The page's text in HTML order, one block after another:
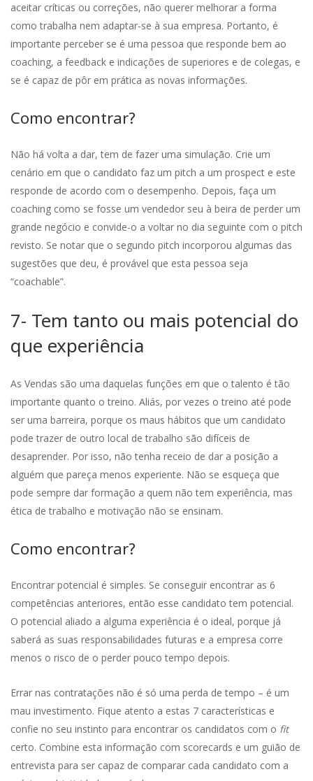
aceitar críticas ou correções, não querer melhorar a forma
como trabalha nem adaptar-se à sua empresa. Portanto, é
importante perceber se é uma pessoa que responde bem ao
coaching, a feedback e indicações de superiores e de colegas, e
se é capaz de pôr em prática as novas informações.
Como encontrar?
Não há volta a dar, tem de fazer uma simulação. Crie um
cenário em que o candidato faz um pitch a um prospect e este
responde de acordo com o desempenho. Depois, faça um
coaching como se fosse um vendedor seu à beira de perder um
grande negócio e convide-o a voltar no dia seguinte com o pitch
revisto. Se notar que o segundo pitch incorporou algumas das
sugestões que deu, é provável que esta pessoa seja
“coachable”.
7- Tem tanto ou mais potencial do
que experiência
As Vendas são uma daquelas funções em que o talento é tão
importante quanto o treino. Aliás, por vezes o treino até pode
ser uma barreira, porque os maus hábitos que um candidato
pode trazer de outro local de trabalho são difíceis de
desaprender. Por isso, não tenha receio de dar a posição a
alguém que pareça menos experiente. Não se esqueça que
pode sempre dar formação a quem não tem experiência, mas
ética de trabalho e motivação não se ensinam.
Como encontrar?
Encontrar potencial é simples. Se conseguir encontrar as 6
competências anteriores, então esse candidato tem potencial.
O potencial aliado a alguma experiência é o ideal, porque já
saberá as suas responsabilidades futuras e a empresa corre
menos o risco de o perder pouco tempo depois.
Errar nas contratações não é só uma perda de tempo – é um
mau investimento. Fique atento a estas 7 características e
confie no seu instinto para encontrar os candidatos com o fit
certo. Combine esta informação com scorecards e um guião de
entrevista para ser capaz de comparar cada candidato com a